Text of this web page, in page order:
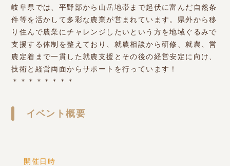
岐阜県では、平野部から山岳地帯まで起伏に富んだ自然条
件等を活かして多彩な農業が営まれています。県外から移
り住んで農業にチャレンジしたいという方を地域ぐるみで
支援する体制を整えており、就農相談から研修、就農、営
農定着まで一貫した就農支援とその後の経営安定に向け、
技術と経営両面からサポートを行っています！
＊＊＊＊＊＊＊＊
イベント概要
開催日時